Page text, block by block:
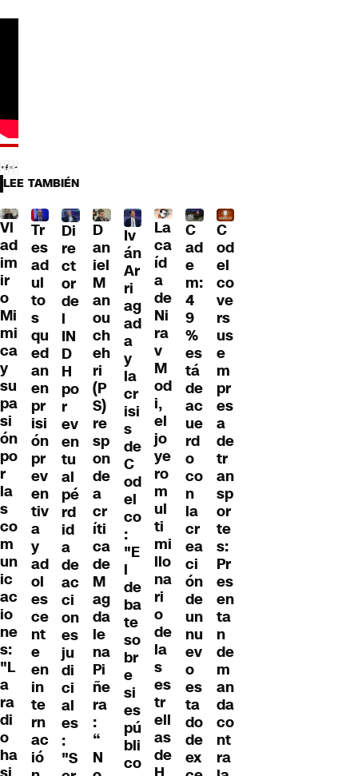
LEE TAMBIÉN
Vl
ad
im
ir
o
Mi
mi
ca
y
su
pa
si
ón
po
r
la
s
co
m
un
ic
ac
io
ne
s:
"L
a
ra
di
o
ha
Tr
es
ad
ul
to
s
qu
ed
an
en
pr
isi
ón
pr
ev
en
tiv
a
y
ad
ol
es
ce
nt
e
en
in
te
rn
ac
ió
Di
re
ct
or
de
l
IN
D
H
po
r
ev
en
tu
al
pé
rd
id
a
de
ac
ci
on
es
ju
di
ci
al
es
:
"S
D
an
iel
M
an
ou
ch
eh
ri
(P
S)
re
sp
on
de
a
cr
íti
ca
de
M
ag
da
le
na
Pi
ñe
ra
:
“
N
Iv
án
Ar
ri
ag
ad
a
y
la
cr
isi
s
de
C
od
el
co
:
"E
l
de
ba
te
so
br
e
si
es
pú
bli
co
La
ca
íd
a
de
Ni
ra
v
M
od
i,
el
jo
ye
ro
m
ul
ti
mi
llo
na
ri
o
de
la
s
es
tr
ell
as
de
C
ad
e
m:
4
9
%
es
tá
de
ac
ue
rd
o
co
n
la
cr
ea
ci
ón
de
un
nu
ev
o
es
ta
do
de
ex
C
od
el
co
ve
rs
us
e
m
pr
es
a
de
tr
an
sp
or
te
s:
Pr
es
en
ta
n
de
m
an
da
co
nt
ra